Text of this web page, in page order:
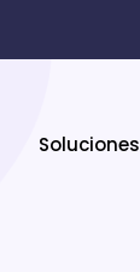
Soluciones